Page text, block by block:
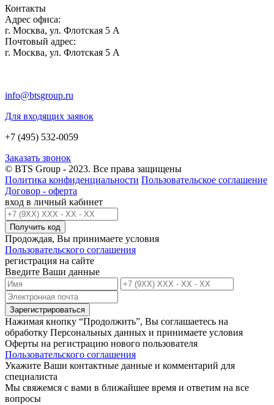
Контакты
Адрес офиса:
г. Москва, ул. Флотская 5 А
Почтовый адрес:
г. Москва, ул. Флотская 5 А
info@btsgroup.ru
Для входящих заявок
+7 (495) 532-0059
Заказать звонок
© BTS Group - 2023. Все права защищены
Политика конфиденциальности Пользовательское соглашение
Договор - оферта
вход в личный кабинет
Получить код
Продождая, Вы принимаете условия
Пользовательского соглашения
регистрация на сайте
Введите Ваши данные
Зарегистрироваться
Нажимая кнопку “Продолжить”, Вы соглашаетесь на
обработку Персональных данных и принимаете условия
Оферты на регистрацию нового пользователя
Пользовательского соглашения
Укажите Ваши контактные данные и комментарий для
специалиста
Мы свяжемся с вами в ближайшее время и ответим на все
вопросы